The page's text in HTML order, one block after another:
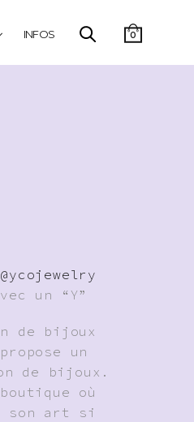
INFOS 0
@ycojewelry
un “Y”
de bijoux
un
de bijoux.
où
son art si